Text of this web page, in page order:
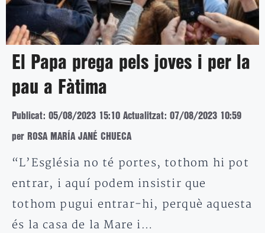
El Papa prega pels joves i per la
pau a Fàtima
Publicat: 05/08/2023 15:10 Actualitzat: 07/08/2023 10:59
per ROSA MARÍA JANÉ CHUECA
“L’Església no té portes, tothom hi pot
entrar, i aquí podem insistir que
tothom pugui entrar-hi, perquè aquesta
és la casa de la Mare i…